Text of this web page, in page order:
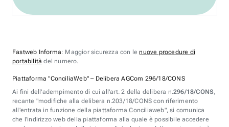
Fastweb Informa: Maggior sicurezza con lenuove procedure di
portabilità del numero.
Piattaforma "ConciliaWeb" – Delibera AGCom 296/18/CONS
Ai fini dell'adempimento di cui all'art. 2 della delibera n.296/18/CONS,
recante "modifiche alla delibera n.203/18/CONS con riferimento
all'entrata in funzione della piattaforma Conciliaweb", si comunica
che l'indirizzo web della piattaforma alla quale è possibile accedere